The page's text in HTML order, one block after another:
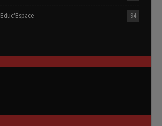
Educ'Espace 94